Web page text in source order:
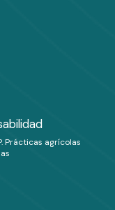
Prácticas agrícolas